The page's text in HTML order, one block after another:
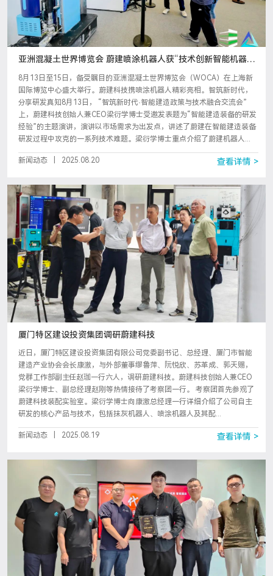
亚洲混凝土世界博览会 蔚建喷涂机器人获“技术创新智能机器人
8月13日至15日，备受瞩目的亚洲混凝土世界博览会（WOCA）在上海新
国际博览中心盛大举行。蔚建科技携喷涂机器人精彩亮相。智筑新时代，
分享研发真知8月13日， “智筑新时代·智能建造政策与技术融合交流会”
上，蔚建科技创始人兼CEO梁衍学博士受邀发表题为“智能建造装备的研发
经验”的主题演讲，演讲以市场需求为出发点，讲述了蔚建在智能建造装备
研发过程中攻克的一系列技术难题。梁衍学博士重点介绍了蔚建机器人...
新闻动态 2025.08.20 查看详情 >
厦门特区建设投资集团调研蔚建科技
近日，厦门特区建设投资集团有限公司党委副书记、总经理、厦门市智能
建造产业协会会长康激，与外部董事缪鲁萍、阮悦欣、苏革成、郭天赐，
党群工作部副主任赵珈一行六人，调研蔚建科技。蔚建科技创始人兼CEO
梁衍学博士、副总经理赵刚等热情接待了考察团一行。 考察团首先参观了
蔚建科技装配实验室。梁衍学博士向康激总经理一行详细介绍了公司自主
研发的核心产品与技术，包括抹灰机器人、喷涂机器人及其配...
新闻动态 2025.08.19 查看详情 >